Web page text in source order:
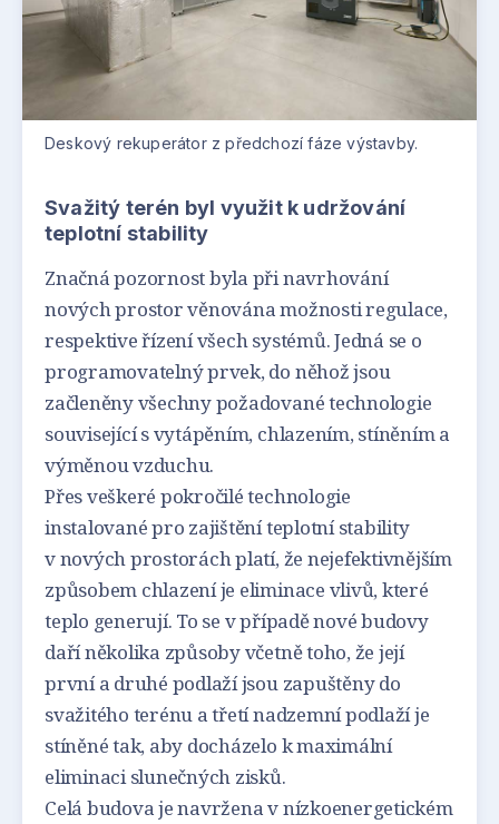
Deskový rekuperátor z předchozí fáze výstavby.
Svažitý terén byl využit k udržování
teplotní stability
Značná pozornost byla při navrhování
nových prostor věnována možnosti regulace,
respektive řízení všech systémů. Jedná se o
programovatelný prvek, do něhož jsou
začleněny všechny požadované technologie
související s vytápěním, chlazením, stíněním a
výměnou vzduchu.
Přes veškeré pokročilé technologie
instalované pro zajištění teplotní stability
v nových prostorách platí, že nejefektivnějším
způsobem chlazení je eliminace vlivů, které
teplo generují. To se v případě nové budovy
daří několika způsoby včetně toho, že její
první a druhé podlaží jsou zapuštěny do
svažitého terénu a třetí nadzemní podlaží je
stíněné tak, aby docházelo k maximální
eliminaci slunečných zisků.
Celá budova je navržena v nízkoenergetickém